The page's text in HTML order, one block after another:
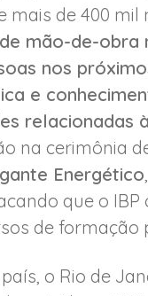
de 400 mil
mão-de-
nos
e
relacionadas
na cerimônia
Energético
que o
de formação
o Rio de